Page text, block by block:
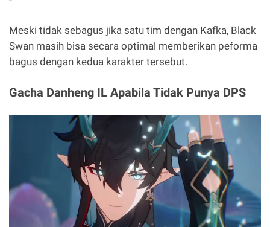
Meski tidak sebagus jika satu tim dengan Kafka, Black
Swan masih bisa secara optimal memberikan peforma
bagus dengan kedua karakter tersebut.
Gacha Danheng IL Apabila Tidak Punya DPS